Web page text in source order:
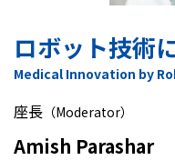
ロボット技術
Medical Innovation by
座長 （Moderator）
Amish Parashar